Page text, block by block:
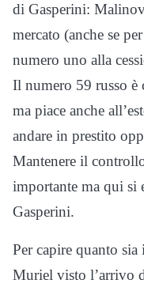
di Gasperini:
mercato (anche se
numero uno alla
Il numero 59 russo è
ma piace anche
andare in prestito
Mantenere il
importante ma qui si
Gasperini.
Per capire quanto
Muriel visto l’arrivo